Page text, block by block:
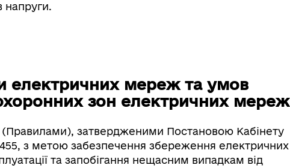
напруги.
електричних мереж та умов
зон електричних мереж
затвердженими Постановою Кабінету
з метою забезпечення збереження електричних
та запобігання нещасним випадкам від